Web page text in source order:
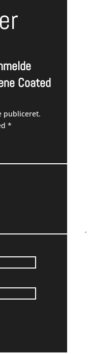
Coated
publiceret.
*